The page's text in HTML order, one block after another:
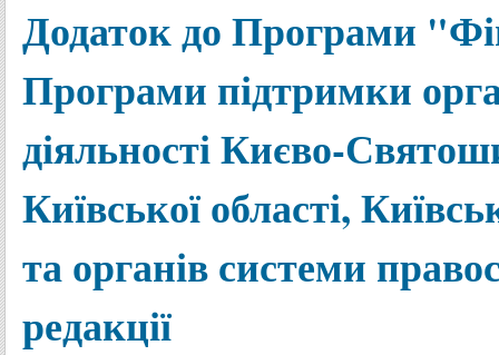
Додаток до Програми
Програми підтримки
діяльності Києво-
Київської області,
та органів системи
редакції